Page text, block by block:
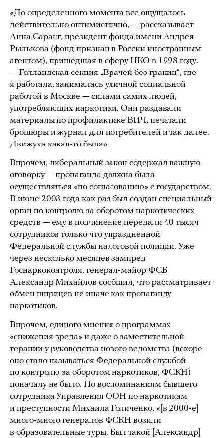
«До определенного момента все ощущалось
действительно оптимистично, — рассказывает
Анна Саранг, президент фонда имени Андрея
Рылькова (фонд признан в России иностранным
агентом), пришедшая в сферу НКО в 1998 году.
— Голландская секция „Врачей без границ“, где
я работала, занималась уличной социальной
работой в Москве — силами самих людей,
употребляющих наркотики. Они раздавали
материалы по профилактике ВИЧ, печатали
брошюры и журнал для потребителей и так далее.
Движуха какая-то была».
Впрочем, либеральный закон содержал важную
оговорку — пропаганда должна была
осуществляться «по согласованию» с государством.
В июне 2003 года как раз был создан специальный
орган по контролю за оборотом наркотических
средств — ему в подчинение передали 40 тысяч
сотрудников только что упраздненной
Федеральной службы налоговой полиции. Уже
через несколько месяцев зампред
Госнаркоконтроля, генерал-майор ФСБ
Александр Михайлов сообщил, что рассматривает
обмен шприцев не иначе как пропаганду
наркотиков.
Впрочем, единого мнения о программах
«снижения вреда» и даже о заместительной
терапии у руководства нового ведомства (вскоре
оно стало называться Федеральной службой
по контролю за оборотом наркотиков, ФСКН)
поначалу не было. По воспоминаниям бывшего
сотрудника Управления ООН по наркотикам
и преступности Михаила Голиченко, «[в 2000-е]
много-много генералов ФСКН возили
в образовательные туры. Был такой [Александр]